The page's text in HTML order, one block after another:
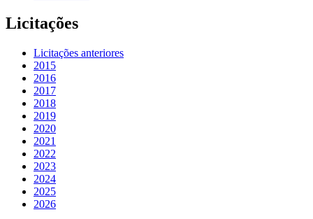
Licitações
Licitações anteriores
2015
2016
2017
2018
2019
2020
2021
2022
2023
2024
2025
2026